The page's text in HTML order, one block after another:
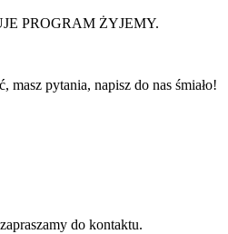
PROGRAM ŻYJEMY.
masz pytania, napisz do nas śmiało!
do kontaktu.